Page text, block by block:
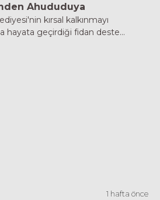
Ahududuya
kırsal kalkınmayı
hayata geçirdiği fidan deste...
1 hafta önce